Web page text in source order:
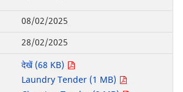
08/02/2025
28/02/2025
देखें (68 KB)
Laundry Tender (1 MB)